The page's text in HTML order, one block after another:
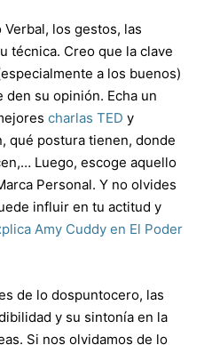
los gestos, las
técnica. Creo que la clave
a los buenos)
su opinión. Echa un
charlas TED y
qué postura tienen, donde
Luego, escoge aquello
Personal. Y no olvides
influir en tu actitud y
Amy Cuddy en El Poder
de lo dospuntocero, las
y su sintonía en la
Si nos olvidamos de lo